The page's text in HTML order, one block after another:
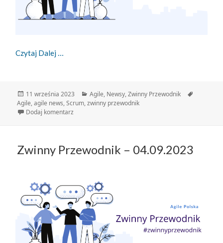
Czytaj Dalej
Data
publikacji
11 września 2023 Kategorie
Agile, Newsy,Zwinny Przewodnik
Agile,agile news,Scrum,zwinny przewodnik
Dodaj komentarz
Zwinny Przewodnik – 04.09.2023